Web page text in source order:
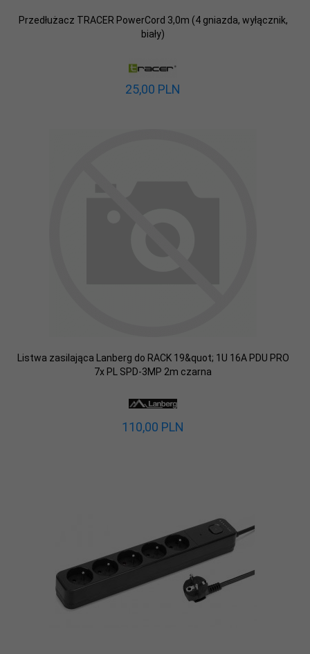
Przedłużacz TRACER PowerCord 3,0m (4 gniazda, wyłącznik,
biały)
25,00 PLN
Listwa zasilająca Lanberg do RACK 19&quot; 1U 16A PDU PRO
7x PL SPD-3MP 2m czarna
110,00 PLN